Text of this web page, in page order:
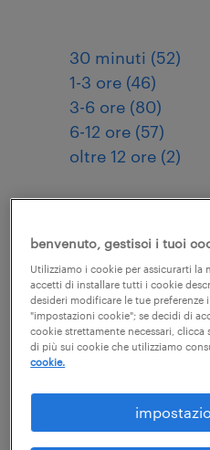
30 minuti (52)
1-3 ore (46)
3-6 ore (80)
6-12 ore (57)
oltre 12 ore (2)
aggiornamento
edizione xi
85,40 euro
Corso online di
Rappresentanti dei
Sicurezza (RLS)
benvenuto, gestisci i tuoi
Utilizziamo i cookie per assicurarti la
accetti di installare tutti i cookie
desideri modificare le tue preferenze
"impostazioni cookie"; se decidi di
cookie strettamente necessari,
di più sui cookie che utilizziamo
cookie.